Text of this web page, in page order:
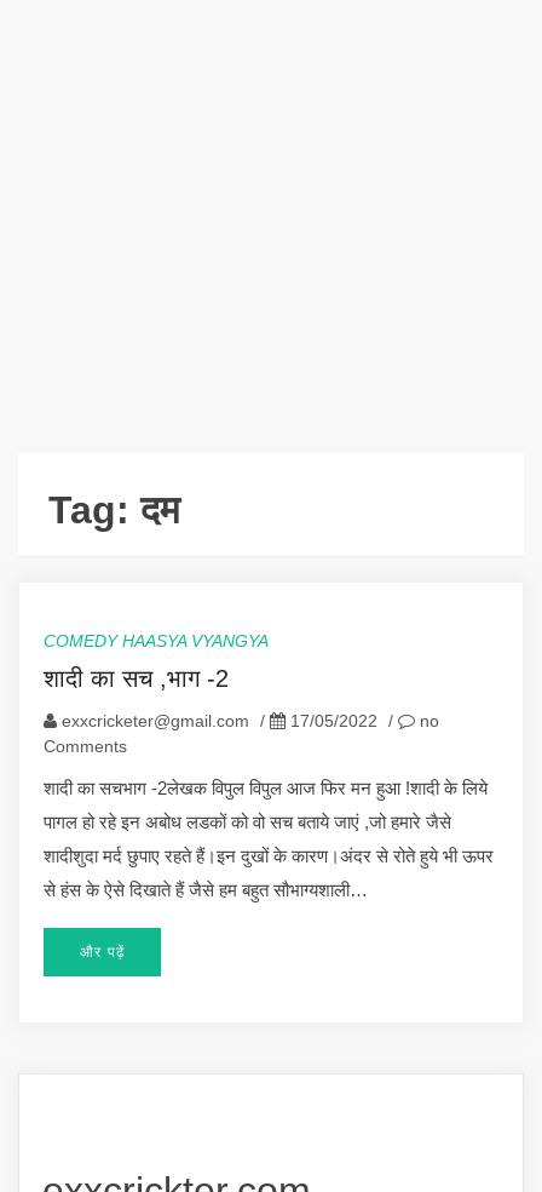
Tag:दम
COMEDY HAASYA VYANGYA
शादी का सच ,भाग -2
exxcricketer@gmail.com / 17/05/2022 /
no
Comments
शादी का सचभाग -2लेखक विपुल विपुल आज फिर मन हुआ !शादी के लिये
पागल हो रहे इन अबोध लडकों को वो सच बताये जाएं ,जो हमारे जैसे
शादीशुदा मर्द छुपाए रहते हैं।इन दुखों के कारण।अंदर से रोते हुये भी ऊपर
से हंस के ऐसे दिखाते हैं जैसे हम बहुत सौभाग्यशाली…
और पढ़ें